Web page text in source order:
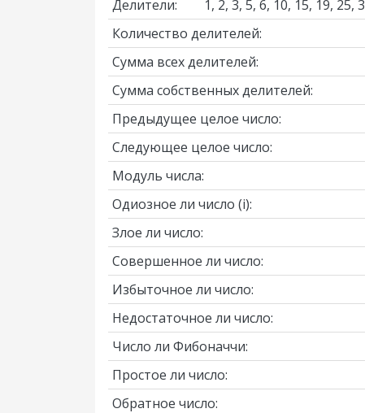
Делители:
1, 2, 3, 5, 6, 10, 15, 19, 25,
Количество делителей:
Сумма всех делителей:
Сумма собственных делителей:
Предыдущее целое число:
Следующее целое число:
Модуль числа:
Одиозное ли число (i):
Злое ли число:
Совершенное ли число:
Избыточное ли число:
Недостаточное ли число:
Число ли Фибоначчи:
Простое ли число:
Обратное число: